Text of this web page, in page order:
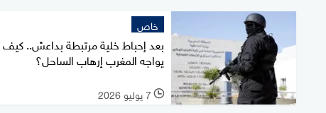
خاص
بعد إحباط خلية مرتبطة بداعش.. كيف
يواجه المغرب إرهاب الساحل؟
l 7 يوليو 2026